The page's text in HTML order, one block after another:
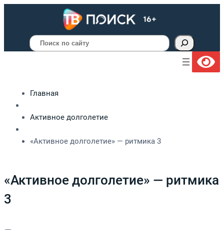
Поиск
Главная
Активное долголетие
«Активное долголетие» — ритмика 3
«Активное долголетие» — ритмика
3